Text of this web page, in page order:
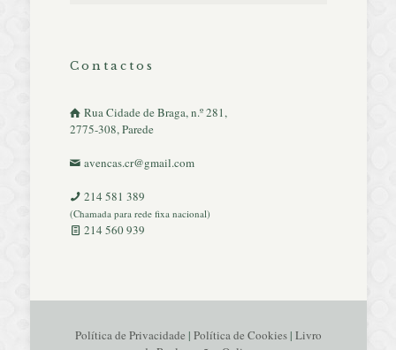
Contactos
Rua Cidade de Braga, n.º 281,
2775-308, Parede
avencas.cr@gmail.com
214 581 389
(Chamada para rede fixa nacional)
214 560 939
Política de Privacidade | Política de Cookies| Livro